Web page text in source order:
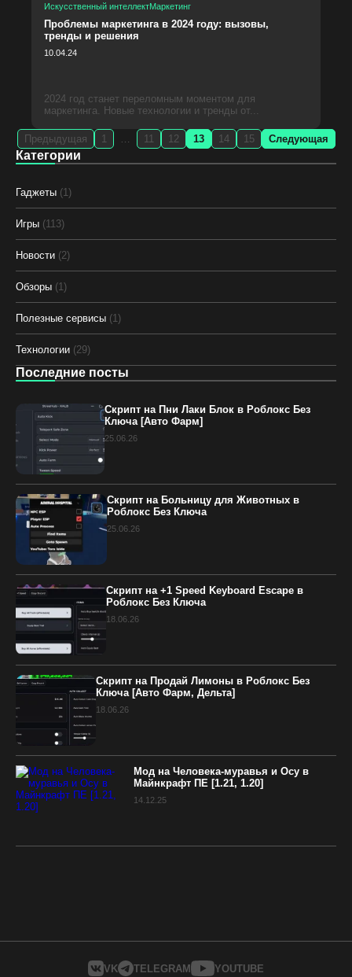
Искусственный интеллектМаркетинг
Проблемы маркетинга в 2024 году: вызовы,
тренды и решения
10.04.24
2024 год станет переломным моментом для
маркетинга. Новые технологии и тренды от...
Предыдущая 1 … 11 12 13 14 15 Следующая
Категории
Гаджеты (1)
Игры (113)
Новости (2)
Обзоры (1)
Полезные сервисы (1)
Технологии (29)
Последние посты
Скрипт на Пни Лаки Блок в Роблокс Без
Ключа [Авто Фарм]
25.06.26
Скрипт на Больницу для Животных в
Роблокс Без Ключа
25.06.26
Скрипт на +1 Speed Keyboard Escape в
Роблокс Без Ключа
18.06.26
Скрипт на Продай Лимоны в Роблокс Без
Ключа [Авто Фарм, Дельта]
18.06.26
Мод на Человека-муравья и Осу в
Майнкрафт ПЕ [1.21, 1.20]
14.12.25
VK TELEGRAM YOUTUBE